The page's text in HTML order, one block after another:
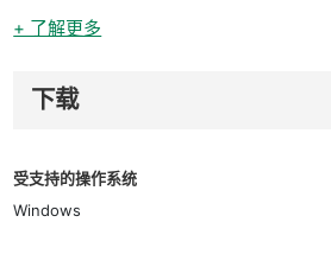
+ 了解更多
下载
受支持的操作系统
Windows